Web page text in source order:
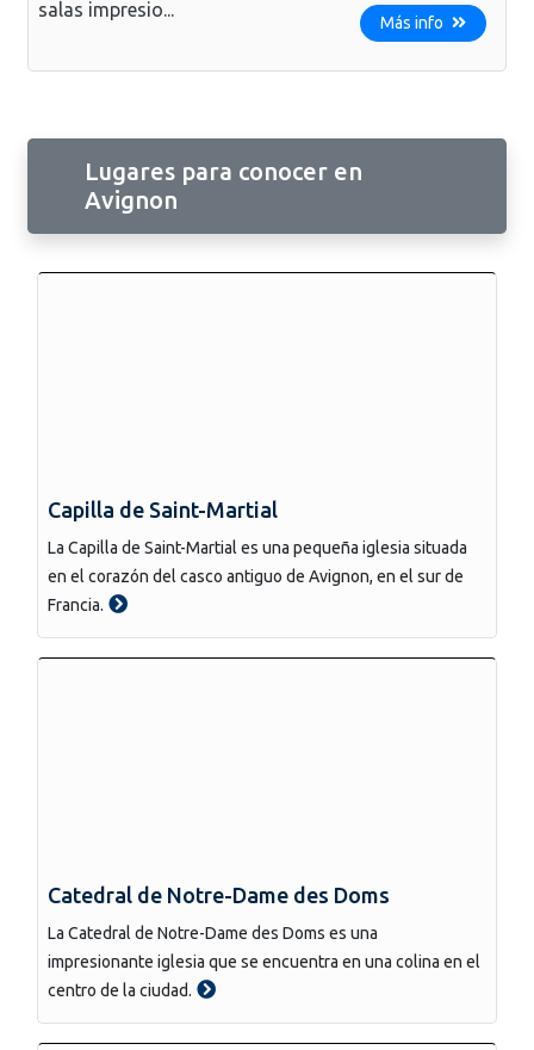
salas impresio...
Más info
Lugares para conocer en
Avignon
Capilla de Saint-Martial
La Capilla de Saint-Martial es una pequeña iglesia situada
en el corazón del casco antiguo de Avignon, en el sur de
Francia.
Catedral de Notre-Dame des Doms
La Catedral de Notre-Dame des Doms es una
impresionante iglesia que se encuentra en una colina en el
centro de la ciudad.